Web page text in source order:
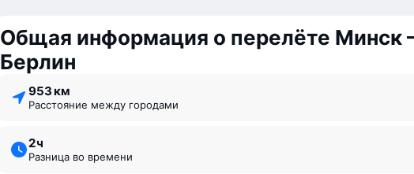
Общая информация о перелёте Минск
Берлин
953 км
Расстояние между городами
2 ⁠ч
Разница во времени